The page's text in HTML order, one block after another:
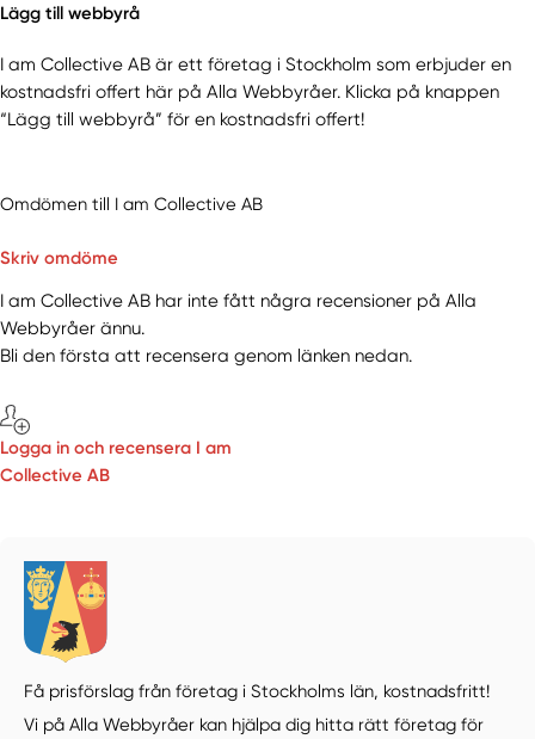
Lägg till webbyrå
I am Collective AB är ett företag i Stockholm som erbjuder en
kostnadsfri offert här på Alla Webbyråer. Klicka på knappen
“Lägg till webbyrå” för en kostnadsfri offert!
Omdömen till I am Collective AB
Skriv omdöme
I am Collective AB har inte fått några recensioner på Alla
Webbyråer ännu.
Bli den första att recensera genom länken nedan.
Logga in och recensera I am
Collective AB
Få prisförslag från företag i Stockholms län, kostnadsfritt!
Vi på Alla Webbyråer kan hjälpa dig hitta rätt företag för